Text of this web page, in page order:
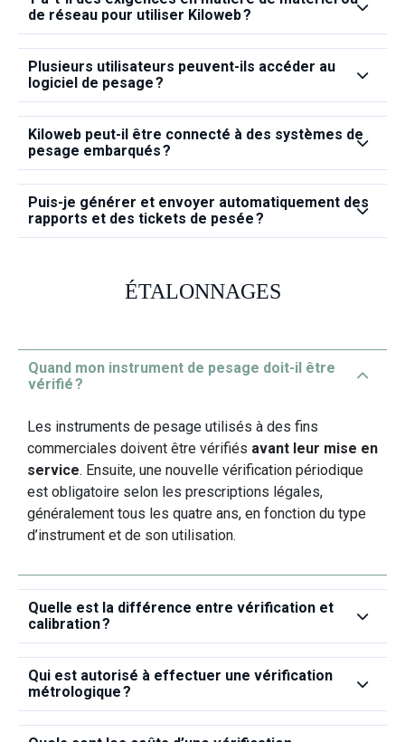
de réseau pour utiliser Kiloweb ?
Plusieurs utilisateurs peuvent‑ils accéder au
logiciel de pesage ?
Kiloweb peut‑il être connecté à des systèmes de
pesage embarqués ?
Puis‑je générer et envoyer automatiquement des
rapports et des tickets de pesée ?
ÉTALONNAGES
Quand mon instrument de pesage doit‑il être
vérifié ?
Les instruments de pesage utilisés à des fins
commerciales doivent être vérifiés avant leur mise en
service. Ensuite, une nouvelle vérification périodique
est obligatoire selon les prescriptions légales,
généralement tous les quatre ans, en fonction du type
d’instrument et de son utilisation.
Quelle est la différence entre vérification et
calibration ?
Qui est autorisé à effectuer une vérification
métrologique ?